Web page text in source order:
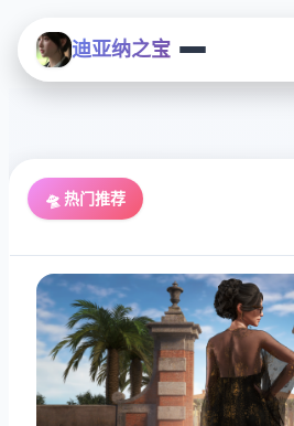
迪亚纳之宝
🛸 热门推荐